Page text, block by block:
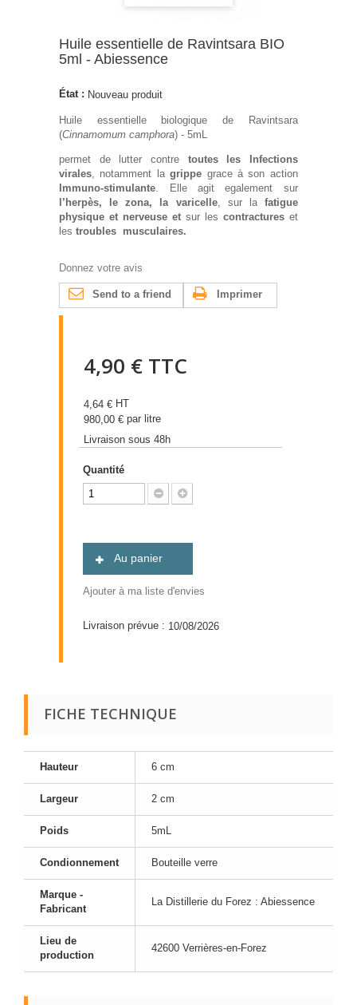
Huile essentielle de Ravintsara BIO
5ml - Abiessence
État : Nouveau produit
Huile essentielle biologique de Ravintsara
(Cinnamomum camphora) - 5mL
permet de lutter contre toutes les Infections
virales, notamment lagrippe grace à son action
Immuno-stimulante. Elle agit egalement sur
l’herpès, le zona, la varicelle, sur la fatigue
physique et nerveuse et sur les contractures et
les troubles musculaires.
Donnez votre avis
Send to a friend Imprimer
4,90 € TTC
4,64 € HT
980,00 € par litre
Livraison sous 48h
Quantité
Au panier
Ajouter à ma liste d'envies
Livraison prévue : 10/08/2026
FICHE TECHNIQUE
Hauteur 6 cm
Largeur 2 cm
Poids 5mL
Condionnement Bouteille verre
Marque -
Fabricant
La Distillerie du Forez : Abiessence
Lieu de
production
42600 Verrières-en-Forez